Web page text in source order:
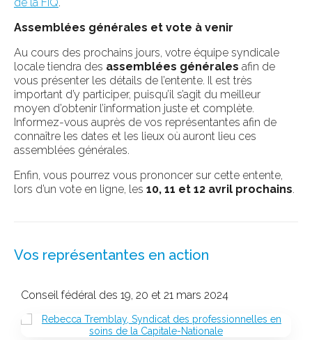
Assemblées générales et vote à venir
Au cours des prochains jours, votre équipe syndicale
locale tiendra des assemblées générales afin de
vous présenter les détails de l’entente. Il est très
important d’y participer, puisqu’il s’agit du meilleur
moyen d’obtenir l’information juste et complète.
Informez-vous auprès de vos représentantes afin de
connaître les dates et les lieux où auront lieu ces
assemblées générales.
Enfin, vous pourrez vous prononcer sur cette entente,
lors d’un vote en ligne, les 10, 11 et 12 avril prochains.
Vos représentantes en action
Conseil fédéral des 19, 20 et 21 mars 2024